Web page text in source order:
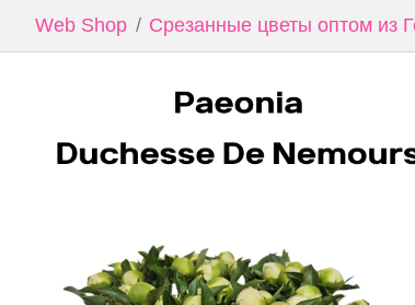
Web Shop Срезанные цветы оптом из